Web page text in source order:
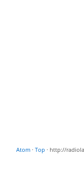
Atom · Top · http://